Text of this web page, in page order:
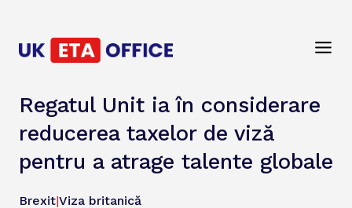
Regatul Unit ia în considerare
reducerea taxelor de viză
pentru a atrage talente globale
Brexit|Viza britanică